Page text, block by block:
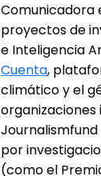
Comunicadora
proyectos de
e Inteligencia
Cuenta,
climático y el
por
(como el